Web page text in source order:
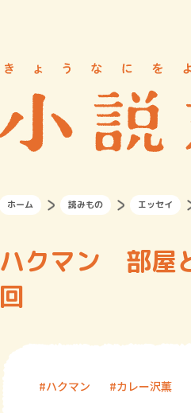
ホーム 読みもの エッセイ
ハクマン 部屋
回
ハクマン カレー沢薫